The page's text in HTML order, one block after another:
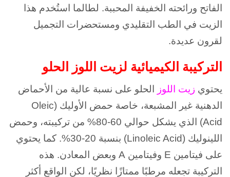
الفاتح ورائحته الخفيفة المحببة. لطالما استُخدم هذا
الزيت في الطب التقليدي ومستحضرات التجميل
لقرون عديدة.
التركيبة الكيميائية لزيت اللوز الحلو
يحتوي زيت اللوز
الحلو على نسبة عالية من الأحماض
الدهنية غير المشبعة، خاصة حمض الأوليك (Oleic
Acid) الذي يشكل حوالي 60-80% من تركيبته، وحمض
اللينوليك (Linoleic Acid) بنسبة 20-30%. كما يحتوي
على فيتامين E وفيتامين A وبعض المعادن. هذه
التركيبة تجعله مرطبًا ممتازًا نظريًا، لكن الواقع أكثر